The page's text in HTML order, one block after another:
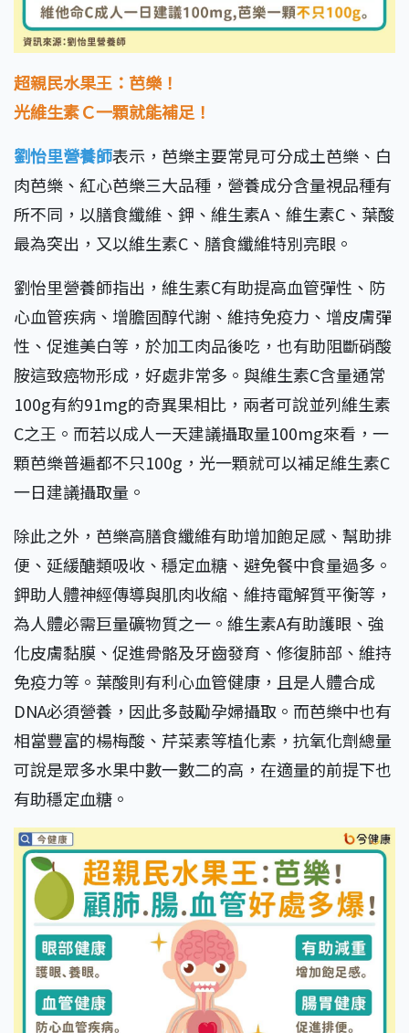
超親民水果王：芭樂！
光維生素Ｃ一顆就能補足！
劉怡里營養師表示，芭樂主要常見可分成土芭樂、白
肉芭樂、紅心芭樂三大品種，營養成分含量視品種有
所不同，以膳食纖維、鉀、維生素A、維生素C、葉酸
最為突出，又以維生素C、膳食纖維特別亮眼。
劉怡里營養師指出，維生素C有助提高血管彈性、防
心血管疾病、增膽固醇代謝、維持免疫力、增皮膚彈
性、促進美白等，於加工肉品後吃，也有助阻斷硝酸
胺這致癌物形成，好處非常多。與維生素C含量通常
100g有約91mg的奇異果相比，兩者可說並列維生素
C之王。而若以成人一天建議攝取量100mg來看，一
顆芭樂普遍都不只100g，光一顆就可以補足維生素C
一日建議攝取量。
除此之外，芭樂高膳食纖維有助增加飽足感、幫助排
便、延緩醣類吸收、穩定血糖、避免餐中食量過多。
鉀助人體神經傳導與肌肉收縮、維持電解質平衡等，
為人體必需巨量礦物質之一。維生素A有助護眼、強
化皮膚黏膜、促進骨骼及牙齒發育、修復肺部、維持
免疫力等。葉酸則有利心血管健康，且是人體合成
DNA必須營養，因此多鼓勵孕婦攝取。而芭樂中也有
相當豐富的楊梅酸、芹菜素等植化素，抗氧化劑總量
可說是眾多水果中數一數二的高，在適量的前提下也
有助穩定血糖。